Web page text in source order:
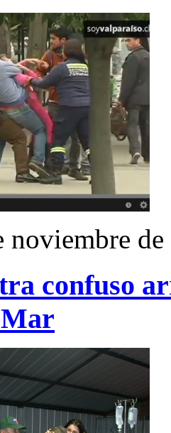
noviembre
confuso